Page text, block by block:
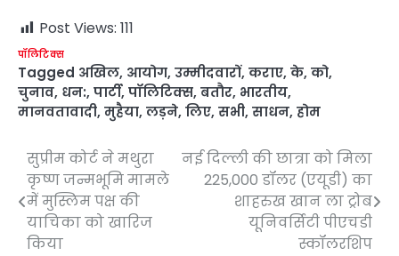
Post Views: 111
पॉलिटिक्स
Tagged अखिल, आयोग, उम्मीदवारों, कराए, के, को,
चुनाव, धन:, पार्टी, पॉलिटिक्स, बतौर, भारतीय,
मानवतावादी, मुहैया, लड़ने, लिए, सभी, साधन, होम
Post
navigation
सुप्रीम कोर्ट ने मथुरा
कृष्ण जन्मभूमि मामले
में मुस्लिम पक्ष की
याचिका को खारिज
किया
नई दिल्ली की छात्रा को मिला
225,000 डॉलर (एयूडी) का
शाहरुख खान ला ट्रोब
यूनिवर्सिटी पीएचडी
स्कॉलरशिप